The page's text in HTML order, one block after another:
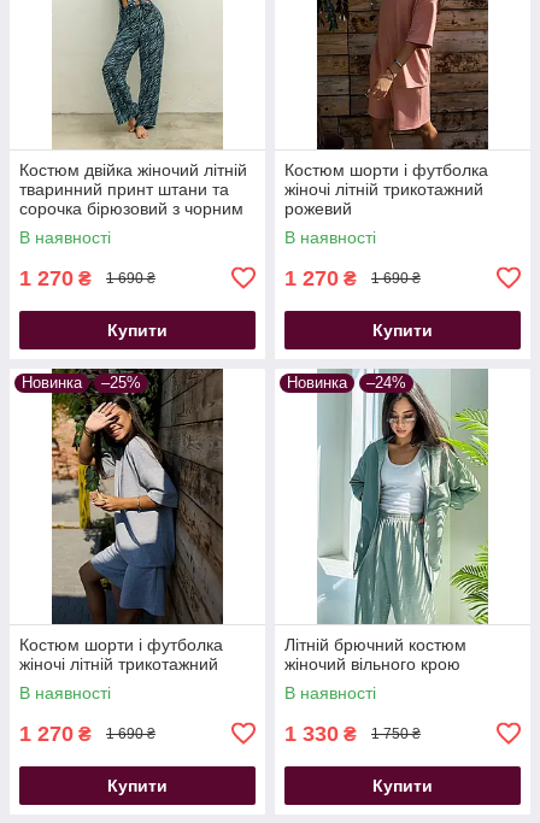
Костюм двійка жіночий літній
тваринний принт штани та
сорочка бірюзовий з чорним
В наявності
1 270 ₴ 1 690 ₴
Купити
Костюм шорти і футболка
жіночі літній трикотажний
рожевий
В наявності
1 270 ₴ 1 690 ₴
Купити
Новинка –25%
Костюм шорти і футболка
жіночі літній трикотажний
В наявності
1 270 ₴ 1 690 ₴
Купити
Новинка –24%
Літній брючний костюм
жіночий вільного крою
В наявності
1 330 ₴ 1 750 ₴
Купити